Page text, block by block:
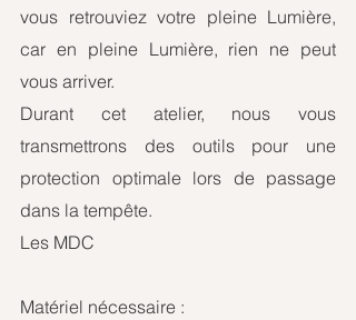
vous retrouviez votre pleine Lumière,
car en pleine Lumière, rien ne peut
vous arriver.
Durant cet atelier, nous vous
transmettrons des outils pour une
protection optimale lors de passage
dans la tempête.
Les MDC
Matériel nécessaire :